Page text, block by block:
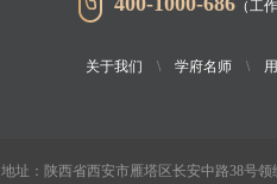
（工
关于我们 \ 学府名师 \
地址：陕西省西安市雁塔区长安中路38号